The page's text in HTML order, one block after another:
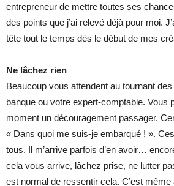
entrepreneur de mettre toutes ses
des points que j’ai relevé déjà pour moi.
tête tout le temps dès le début de mes
Ne lâchez rien
Beaucoup vous attendent au tournant
banque ou votre expert-comptable. Vous
moment un découragement passager.
« Dans quoi me suis-je embarqué ! ».
tous. Il m’arrive parfois d’en avoir…
cela vous arrive, lâchez prise, ne lutter
est normal de ressentir cela. C’est